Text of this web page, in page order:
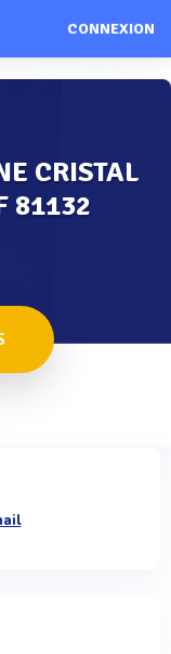
CONNEXION
CRISTAL
81132